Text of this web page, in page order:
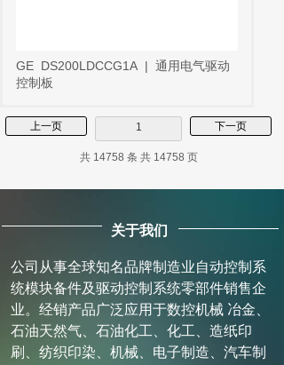
GE DS200LDCCG1A | 通用电气驱动
控制板
上一页 1 下一页
共 14758 条 共 14758 页
关于我们
公司从事全球知名品牌制造业自动控制系
统模块备件及驱动控制系统零部件销售企
业。经销产品广泛应用于数控机械 冶金、
石油天然气、石油化工、化工、造纸印
刷、纺织印染、机械、电子制造、汽车制